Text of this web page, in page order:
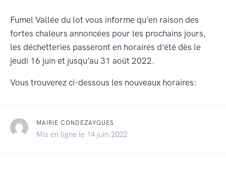
Fumel Vallée du lot vous informe qu’en raison des
fortes chaleurs annoncées pour les prochains jours,
les déchetteries passeront en horaires d’été dès le
jeudi 16 juin et jusqu’au 31 août 2022.
Vous trouverez ci-dessous les nouveaux horaires:
MAIRIE CONDEZAYGUES
Mis en ligne le 14 juin 2022